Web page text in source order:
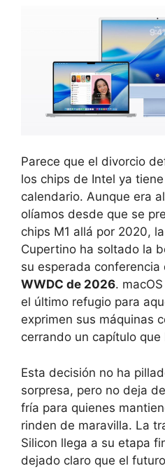
Parece que el divorcio
los chips de Intel ya
calendario. Aunque era
olíamos desde que se
chips M1 allá por 2020,
Cupertino ha soltado la
su esperada
WWDC de 2026.
el último refugio para
exprimen sus máquinas
cerrando un capítulo
Esta decisión no ha
sorpresa, pero no deja
fría para quienes
rinden de maravilla. La
Silicon llega a su etapa
dejado claro que el